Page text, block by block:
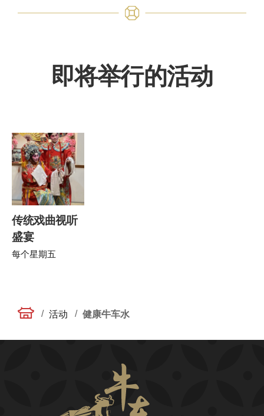
即将举行的活动
传统戏曲视听
盛宴
每个星期五
/ 活动 / 健康牛车水